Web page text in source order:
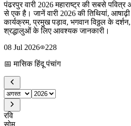
पंढरपुर वारी 2026 महाराष्ट्र की सबसे पवित्र
से एक है। जानें वारी 2026 की तिथियां, आषाढ़ी
कार्यक्रम, प्रमुख पड़ाव, भगवान विठ्ठल के
श्रद्धालुओं के लिए आवश्यक जानकारी।
08 Jul 2026
228
📅मासिक हिंदू पंचांग
रवि
सोम